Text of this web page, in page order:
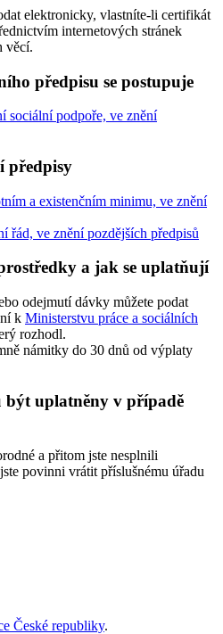
elektronicky, vlastníte-li certifikát
internetových stránek
věcí.
předpisu se postupuje
sociální podpoře, ve znění
předpisy
a existenčním minimu, ve znění
řád, ve znění pozdějších předpisů
a jak se uplatňují
odejmutí dávky můžete podat
k Ministerstvu práce a sociálních
rozhodl.
námitky do 30 dnů od výplaty
být uplatněny v případě
a přitom jste nesplnili
povinni vrátit příslušnému úřadu
České republiky.